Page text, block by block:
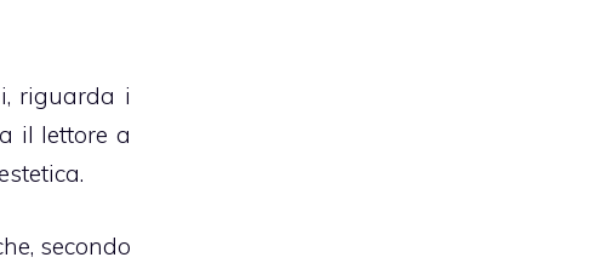
riguarda i
il lettore a
secondo